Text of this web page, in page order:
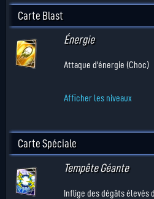
Carte Blast
Énergie
Attaque d'énergie (Choc)
Afficher les niveaux
Carte Spéciale
Tempête Géante
Inflige des dégâts élevés